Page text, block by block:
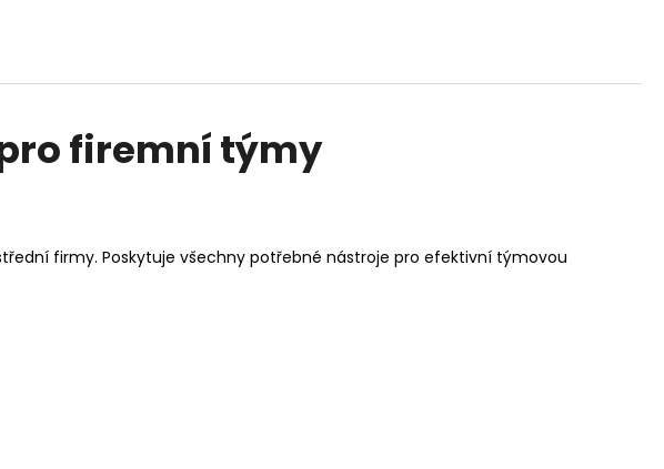
pro firemní týmy
firmy. Poskytuje všechny potřebné nástroje pro efektivní týmovou